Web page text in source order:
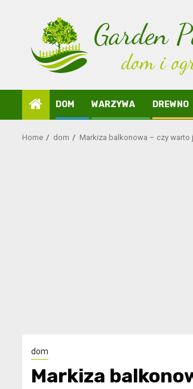
DOM WARZYWA DREWNO
Home dom Markiza balkonowa – czy warto
dom
Markiza